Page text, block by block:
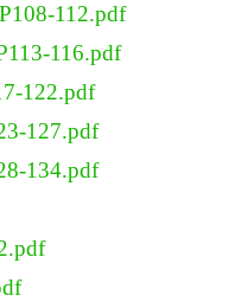
112.pdf
116.pdf
122.pdf
127.pdf
134.pdf